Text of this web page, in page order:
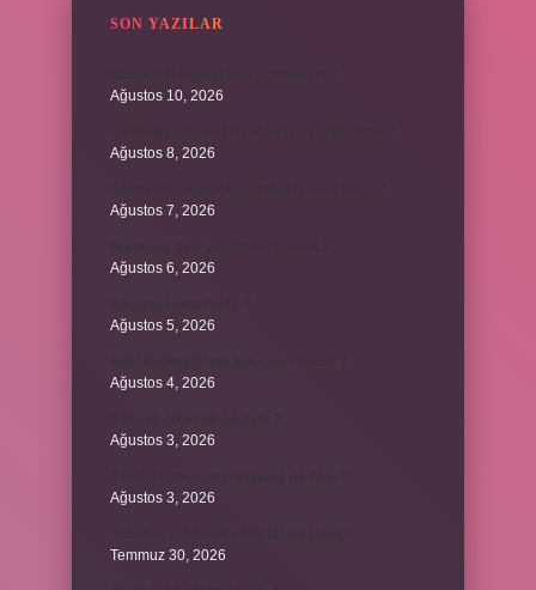
SON YAZILAR
Ağustos 10, 2026
Ağustos 8, 2026
Ağustos 7, 2026
Ağustos 6, 2026
Ağustos 5, 2026
Ağustos 4, 2026
Ağustos 3, 2026
Ağustos 3, 2026
Temmuz 30, 2026